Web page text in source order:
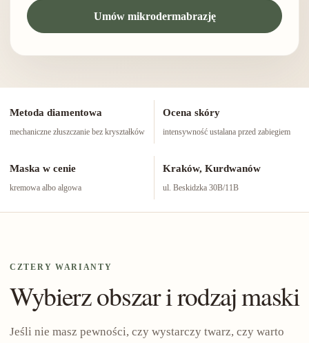
Umów mikrodermabrazję
Metoda diamentowa
mechaniczne złuszczanie bez kryształków
Ocena skóry
intensywność ustalana przed zabiegiem
Maska w cenie
kremowa albo algowa
Kraków, Kurdwanów
ul. Beskidzka 30B/11B
CZTERY WARIANTY
Wybierz obszar i rodzaj maski
Jeśli nie masz pewności, czy wystarczy twarz, czy warto